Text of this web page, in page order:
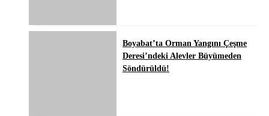
Boyabat’ta Orman Yangını Çeşme
Deresi’ndeki Alevler Büyümeden
Söndürüldü!